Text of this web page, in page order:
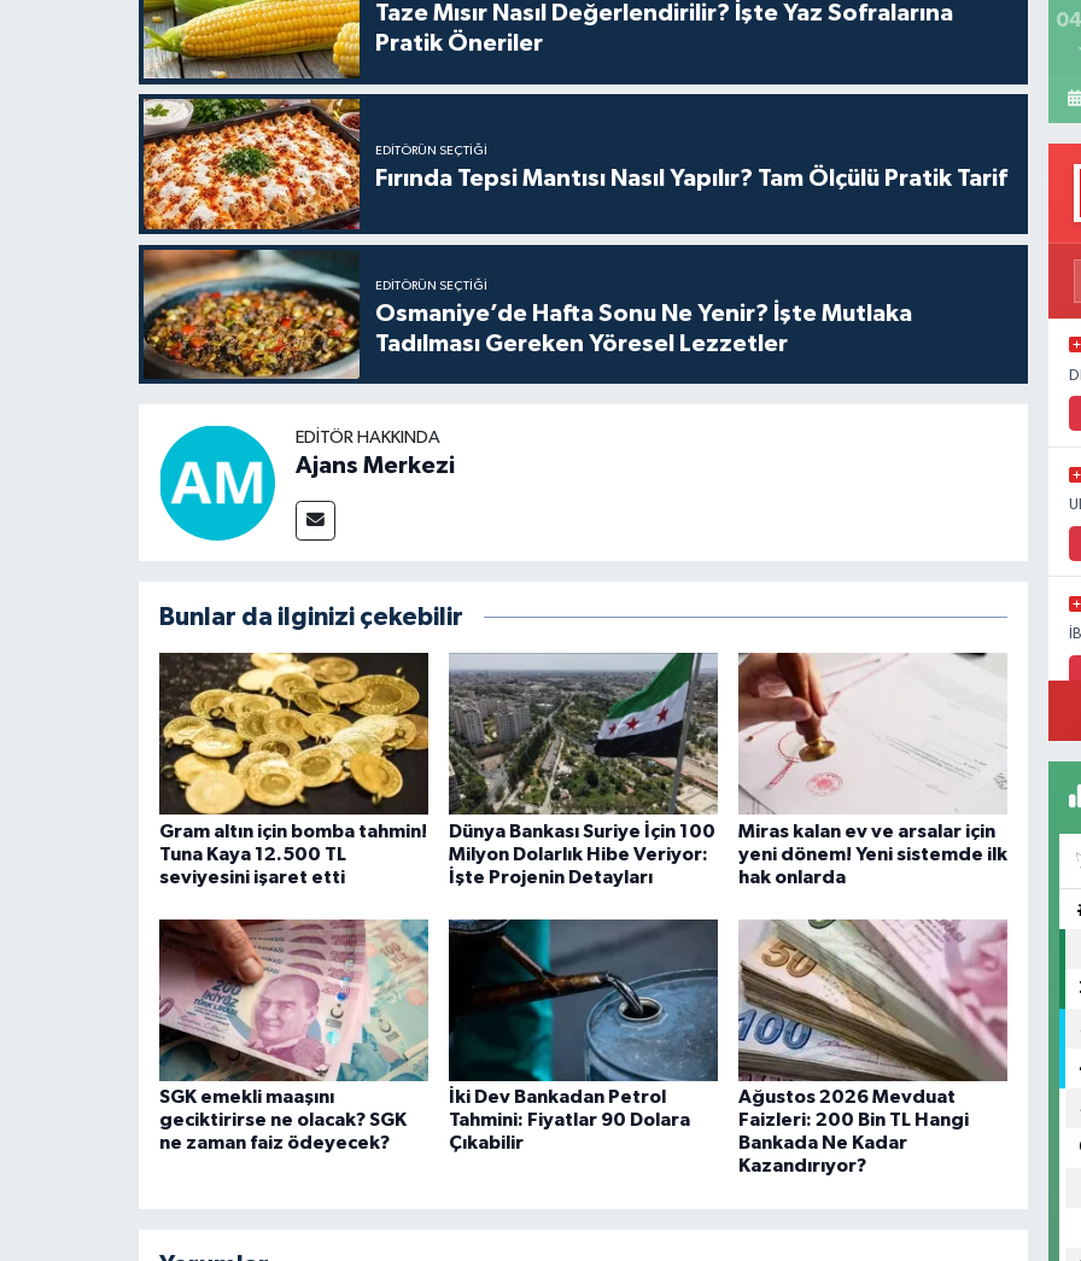
Taze Mısır Nasıl Değerlendirilir? İşte Yaz Sofralarına
Pratik Öneriler
EDITÖRÜN SEÇTIĞI
Fırında Tepsi Mantısı Nasıl Yapılır? Tam Ölçülü Pratik Tarif
EDITÖRÜN SEÇTIĞI
Osmaniye’de Hafta Sonu Ne Yenir? İşte Mutlaka
Tadılması Gereken Yöresel Lezzetler
EDITÖR HAKKINDA
Ajans Merkezi
Bunlar da ilginizi çekebilir
Gram altın için bomba tahmin!
Tuna Kaya 12.500 TL
seviyesini işaret etti
Dünya Bankası Suriye İçin 100
Milyon Dolarlık Hibe Veriyor:
İşte Projenin Detayları
Miras kalan ev ve arsalar için
yeni dönem! Yeni sistemde ilk
hak onlarda
SGK emekli maaşını
geciktirirse ne olacak? SGK
ne zaman faiz ödeyecek?
İki Dev Bankadan Petrol
Tahmini: Fiyatlar 90 Dolara
Çıkabilir
Ağustos 2026 Mevduat
Faizleri: 200 Bin TL Hangi
Bankada Ne Kadar
Kazandırıyor?